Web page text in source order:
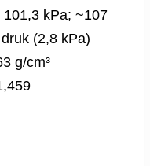
101,3 kPa; ~107
(2,8 kPa)
g/cm³